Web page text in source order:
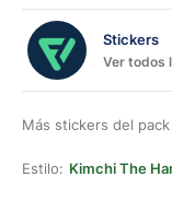
Stickers
Ver todos
Más stickers del pack
Estilo: Kimchi The